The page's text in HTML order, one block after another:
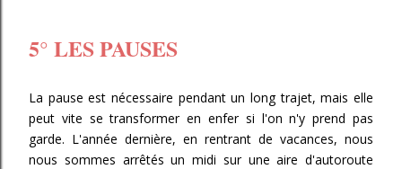
5° LES PAUSES
La pause est nécessaire pendant un long trajet, mais elle
peut vite se transformer en enfer si l'on n'y prend pas
garde. L'année dernière, en rentrant de vacances, nous
nous sommes arrêtés un midi sur une aire d'autoroute